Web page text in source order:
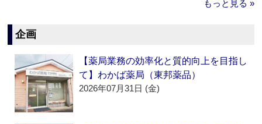
もっと見る »
企画
【薬局業務の効率化と質的向上を目指し
て】わかば薬局（東邦薬品）
2026年07月31日 (金)